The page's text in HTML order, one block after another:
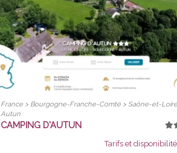
France > Bourgogne-Franche-Comté > Saône-et-
Autun
CAMPING D'AUTUN
Tarifs et